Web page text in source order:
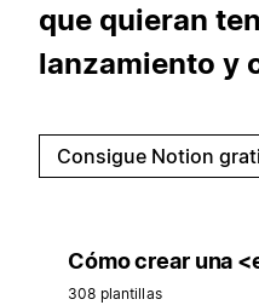
que quieran
lanzamiento y
Consigue Notion
Cómo crear una
308 plantillas